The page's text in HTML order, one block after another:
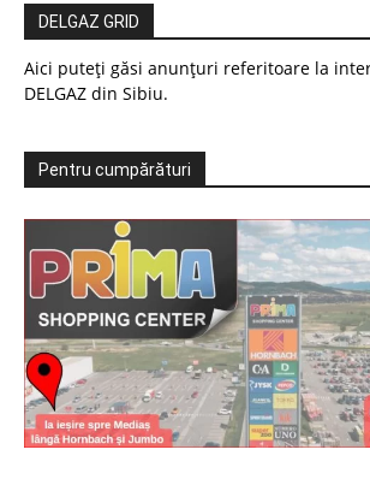
DELGAZ GRID
Aici puteți găsi anunțuri referitoare la
DELGAZ din Sibiu.
Pentru cumpărături